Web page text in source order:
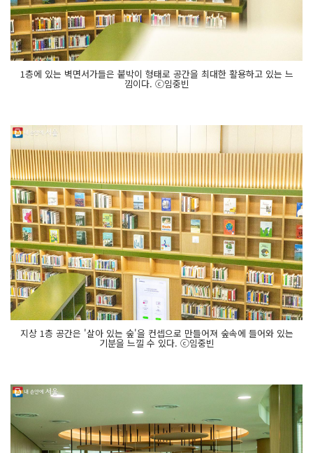
1층에 있는 벽면서가들은 붙박이 형태로 공간을 최대한 활용하고 있는 느
낌이다. ⓒ임중빈
지상 1층 공간은 '살아 있는 숲'을 컨셉으로 만들어져 숲속에 들어와 있는
기분을 느낄 수 있다. ⓒ임중빈